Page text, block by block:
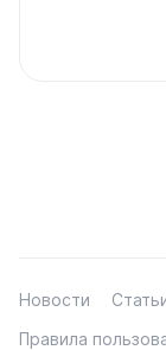
Новости
Правила